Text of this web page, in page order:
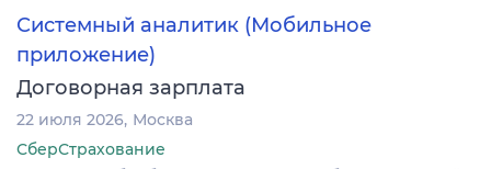
Системный аналитик (Мобильное
приложение)
Договорная зарплата
22 июля 2026 Москва
СберСтрахование